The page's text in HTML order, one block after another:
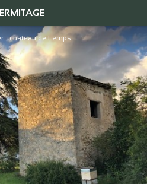
- chateau de Lemps